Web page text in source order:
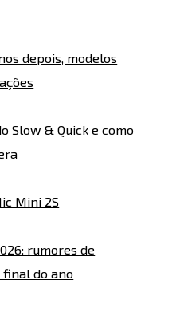
depois, modelos
Slow & Quick e como
Mini 2S
rumores de
do ano